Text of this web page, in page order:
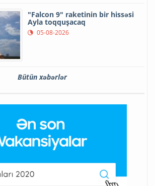
"Falcon 9" raketinin bir hissəsi
Ayla toqquşacaq
05-08-2026
Bütün xəbərlər